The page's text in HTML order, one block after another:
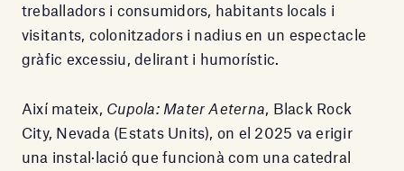
treballadors i consumidors, habitants locals i
visitants, colonitzadors i nadius en un espectacle
gràfic excessiu, delirant i humorístic.
Així mateix, Cupola: Mater Aeterna, Black Rock
City, Nevada (Estats Units), on el 2025 va erigir
una instal·lació que funcionà com una catedral